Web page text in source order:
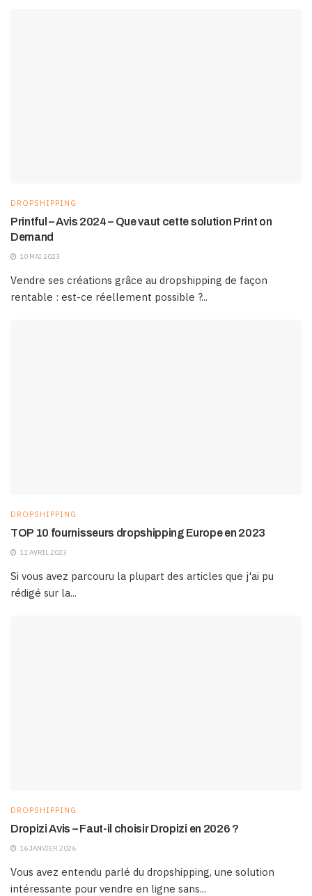
DROPSHIPPING
Printful – Avis 2024 – Que vaut cette solution Print on
Demand
10 MAI 2023
Vendre ses créations grâce au dropshipping de façon
rentable : est-ce réellement possible ?...
DROPSHIPPING
TOP 10 fournisseurs dropshipping Europe en 2023
11 AVRIL 2023
Si vous avez parcouru la plupart des articles que j'ai pu
rédigé sur la...
DROPSHIPPING
Dropizi Avis – Faut-il choisir Dropizi en 2026 ?
16 JANVIER 2026
Vous avez entendu parlé du dropshipping, une solution
intéressante pour vendre en ligne sans...